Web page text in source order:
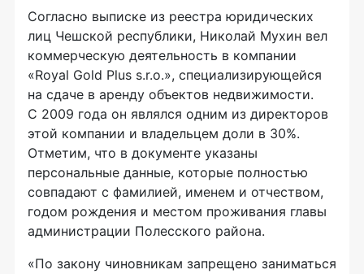
Согласно выписке из реестра юридических
лиц Чешской республики, Николай Мухин вел
коммерческую деятельность в компании
«Royal Gold Plus s.r.o.», специализирующейся
на сдаче в аренду объектов недвижимости.
С 2009 года он являлся одним из директоров
этой компании и владельцем доли в 30%.
Отметим, что в документе указаны
персональные данные, которые полностью
совпадают с фамилией, именем и отчеством,
годом рождения и местом проживания главы
администрации Полесского района.
«По закону чиновникам запрещено заниматься